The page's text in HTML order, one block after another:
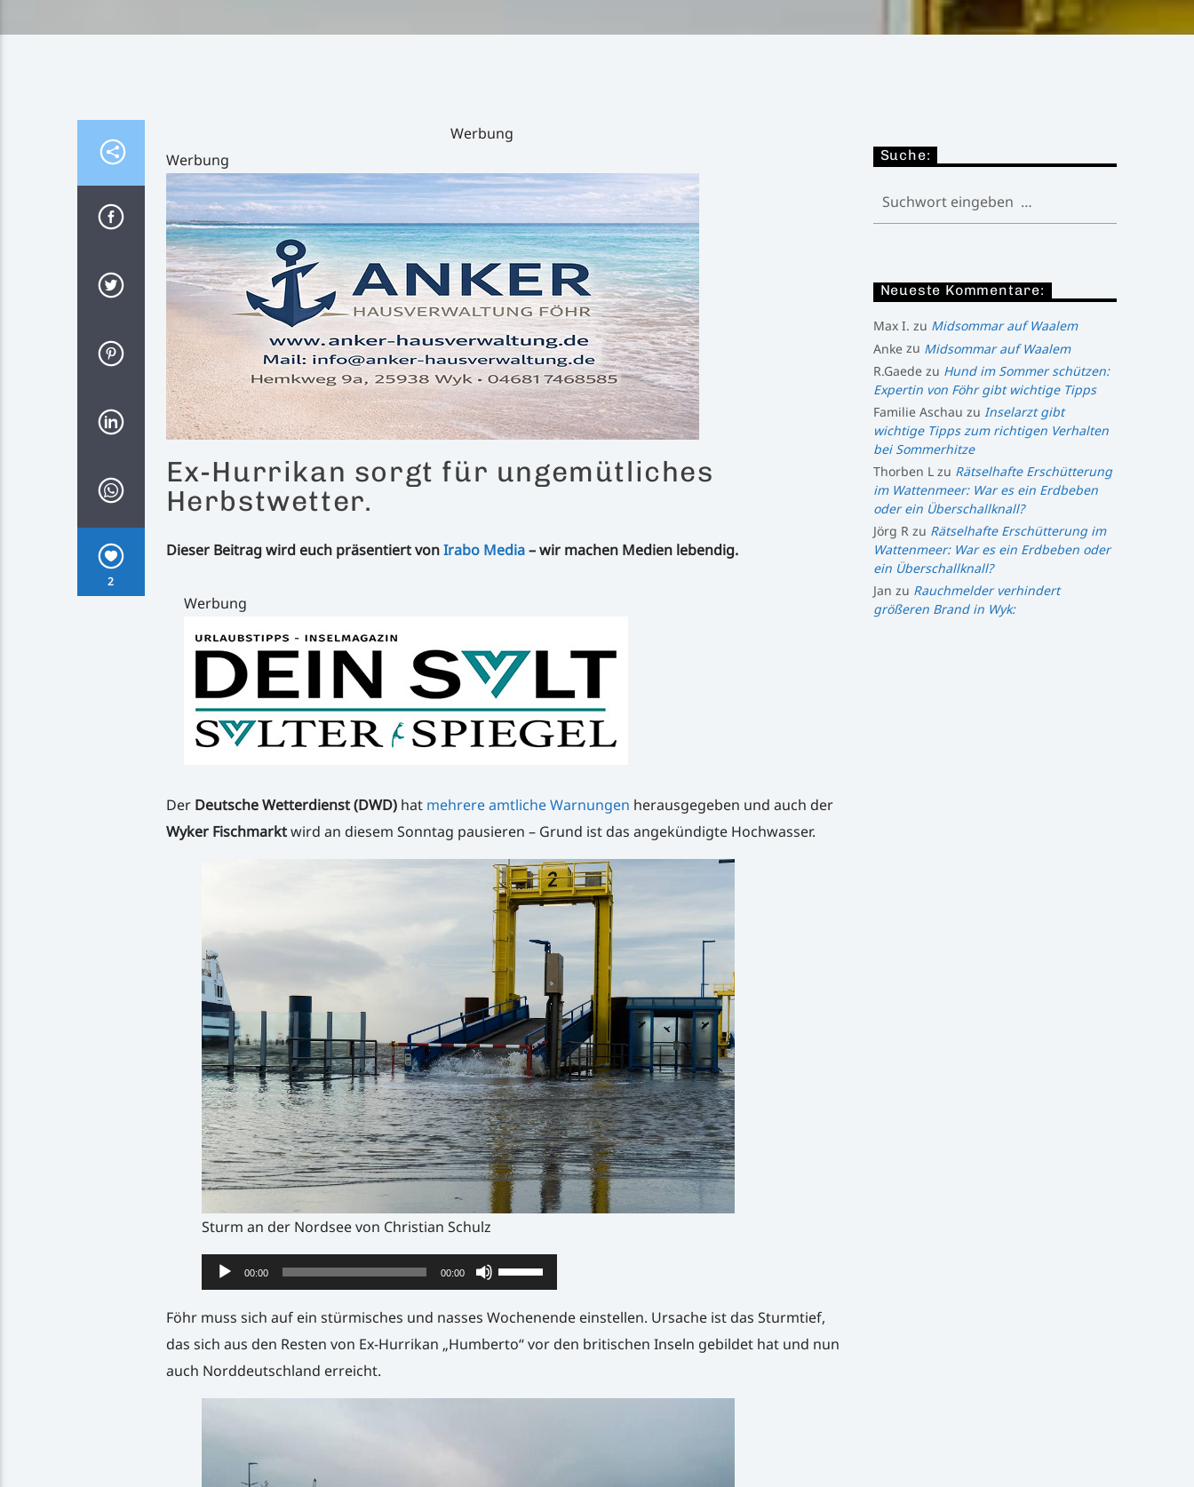
2
Werbung
Werbung
Ex-Hurrikan sorgt für ungemütliches
Herbstwetter.
Dieser Beitrag wird euch präsentiert vonIrabo Media– wir machen Medien lebendig.
Werbung
Der Deutsche Wetterdienst (DWD)hat mehrere amtliche Warnungen herausgegeben und auch der
Wyker Fischmarktwird an diesem Sonntag pausieren – Grund ist das angekündigte Hochwasser.
Sturm an der Nordsee von Christian Schulz
Audio-
Player
00:00 00:00
Pfeiltasten
Hoch/Runter
benutzen,
um
Lautstärke
Föhr muss sich auf ein stürmisches und nasses Wochenende einstellen. Ursache ist das Sturmtief,
das sich aus den Resten von Ex-Hurrikan „Humberto“ vor den britischen Inseln gebildet hat und nun
auch Norddeutschland erreicht.
Suche:
Neueste Kommentare:
Max I. zu Midsommar auf Waalem
Ankezu Midsommar auf Waalem
R.Gaedezu Hund im Sommer schützen:
Expertin von Föhr gibt wichtige Tipps
Familie Aschau zu Inselarzt gibt
wichtige Tipps zum richtigen Verhalten
bei Sommerhitze
Thorben Lzu Rätselhafte Erschütterung
im Wattenmeer: War es ein Erdbeben
oder ein Überschallknall?
Jörg Rzu Rätselhafte Erschütterung im
Wattenmeer: War es ein Erdbeben oder
ein Überschallknall?
Jan zu Rauchmelder verhindert
größeren Brand in Wyk: